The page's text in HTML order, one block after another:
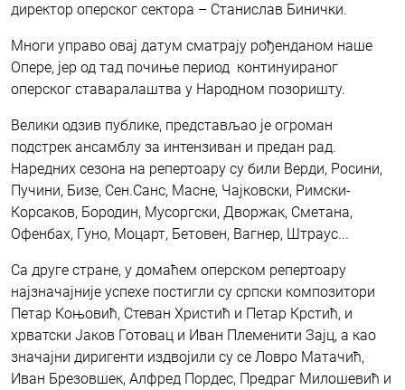
директор оперског сектора – Станислав Бинички.
Многи управо овај датум сматрају рођенданом наше
Опере, јер од тад почиње период континуираног
оперског ставаралаштва у Народном позоришту.
Велики одзив публике, представљао је огроман
подстрек ансамблу за интензиван и предан рад.
Наредних сезона на репертоару су били Верди, Росини,
Пучини, Бизе, Сен.Санс, Масне, Чајковски, Римски-
Корсаков, Бородин, Мусоргски, Дворжак, Сметана,
Офенбах, Гуно, Моцарт, Бетовен, Вагнер, Штраус...
Са друге стране, у домаћем оперском репертоару
најзначајније успехе постигли су српски композитори
Петар Коњовић, Стеван Христић и Петар Крстић, и
хрватски Јаков Готовац и Иван Племенити Зајц, а као
значајни диригенти издвојили су се Ловро Матачић,
Иван Брезовшек, Алфред Пордес, Предраг Милошевић и